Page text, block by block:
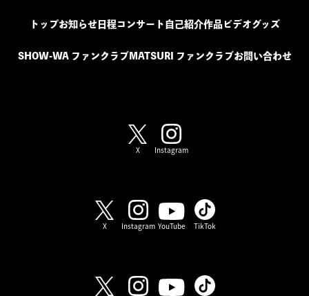
トップお知らせ日程コンサート 自己紹介作品ビデオグッズ
SHOW-WA ファンクラブMATSURI ファンクラブお問い合わせ
X Instagram
X Instagram YouTube TikTok